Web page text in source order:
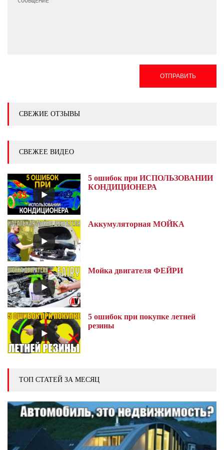
ОТПРАВИТЬ
СВЕЖИЕ ОТЗЫВЫ
СВЕЖЕЕ ВИДЕО
5 ошибок при ИСПОЛЬЗОВАНИИ
КОНДИЦИОНЕРА
Аккумуляторная МОЙКА
Мойка двигателя ФЕЙРИ
5 ошибок при покупке летней
резины
ТОП СТАТЕЙ ЗА МЕСЯЦ